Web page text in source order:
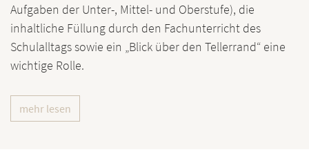
Aufgaben der Unter-, Mittel- und Oberstufe), die
inhaltliche Füllung durch den Fachunterricht des
Schulalltags sowie ein „Blick über den Tellerrand“ eine
wichtige Rolle.
mehr lesen